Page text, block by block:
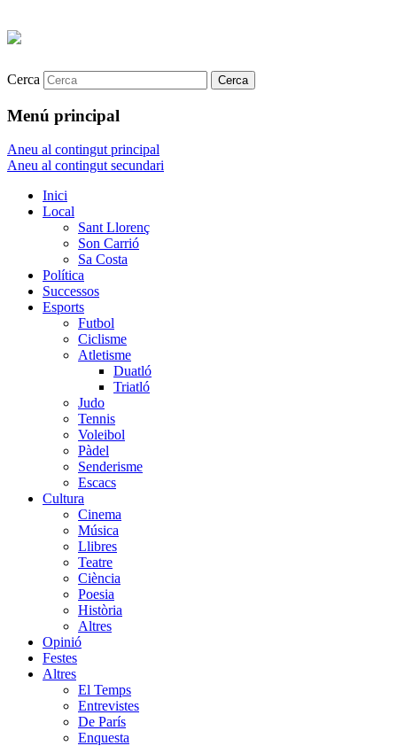
Cerca
Menú principal
Aneu al contingut principal
Aneu al contingut secundari
Inici
Local
Sant Llorenç
Son Carrió
Sa Costa
Política
Successos
Esports
Futbol
Ciclisme
Atletisme
Duatló
Triatló
Judo
Tennis
Voleibol
Pàdel
Senderisme
Escacs
Cultura
Cinema
Música
Llibres
Teatre
Ciència
Poesia
Història
Altres
Opinió
Festes
Altres
El Temps
Entrevistes
De París
Enquesta